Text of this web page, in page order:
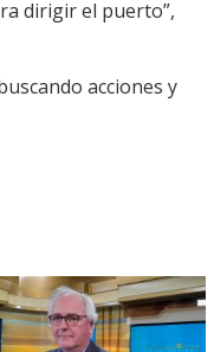
dirigir el puerto”,
acciones y